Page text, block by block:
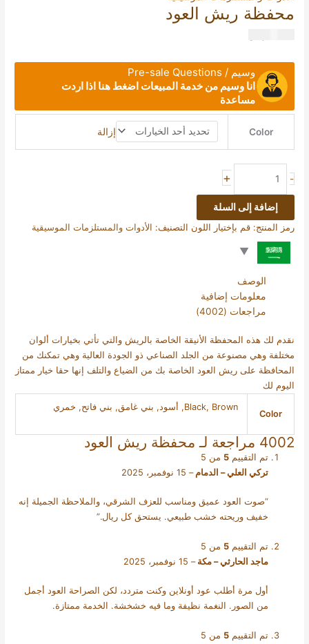
محفظة ريش العود
وسيم / Pre-sale Questions
انا وسيم من خدمة المبيعات اضغط هنا اذا اردت
مساعدة
Color إزالة
-
+
إضافة إلى السلة
رمز المنتج:قم بإختيار اللون التصنيف: الأدوات والمستلزمات الموسيقية
الوصف
معلومات إضافية
مراجعات (4002)
نقدم لك هذه المحفظة الأنيقة الخاصة بالريش والتي تأتي بخيارات ألوان
مختلفة وهي مصنوعة من الجلد الصناعي ذو الجودة العالية وهي تمكنك من
المحافظة على ريش العود الخاصة بك من الضياع والتلف إنها حقا خيار ممتاز
اليوم لك
Color
Black, Brown, أسود, بني غامق, بني فاتح, خمري
4002 مراجعة لـ محفظة ريش العود
تم التقييم5 من 5
تركي العلي – الدمام– 15 نوفمبر، 2025
“صوت العود عميق ومناسب للعزف الشرقي، والملاحظة الجميلة إنه
خفيف وريحته خشب طبيعي. يستحق كل ريال.”
تم التقييم5 من 5
ماجد الحارثي – مكة– 15 نوفمبر، 2025
أول مرة أطلب عود أونلاين وكنت متردد، لكن الصراحة العود أجمل
من الصور. النغمة نظيفة وما فيه خشخشة. الخدمة ممتازة.
تم التقييم5 من 5